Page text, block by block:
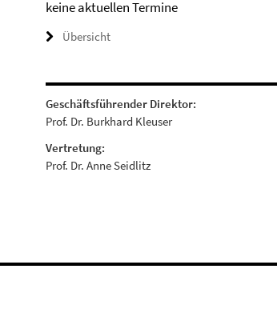
keine aktuellen Termine
Übersicht
Geschäftsführender Direktor:
Prof. Dr. Burkhard Kleuser
Vertretung:
Prof. Dr. Anne Seidlitz